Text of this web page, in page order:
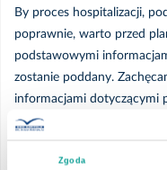
Zgoda
Informacje dla
Jak zostać naszym
Przygotowanie do
By proces hospitalizacji,
poprawnie, warto przed
podstawowymi
zostanie poddany.
informacjami dotyczącymi
badań oraz zabiegów.